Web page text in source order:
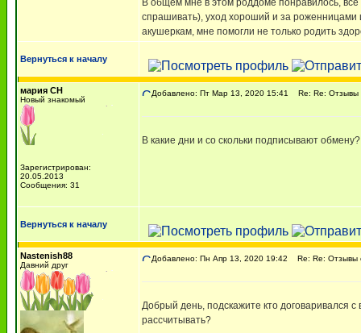
В общем мне в этом роддоме понравилось,
спрашивать), уход хороший и за роженницами
акушеркам, мне помогли не только родить
Вернуться к началу
мария CH
Новый знакомый
Зарегистрирован:
20.05.2013
Сообщения: 31
Добавлено: Пт Мар 13, 2020 15:41 Re: Re:
В какие дни и со скольки подписывают обмену?
Вернуться к началу
Nastenish88
Давний друг
Добавлено: Пн Апр 13, 2020 19:42 Re: Re: Отзывы
Добрый день, подскажите кто договаривался
рассчитывать?